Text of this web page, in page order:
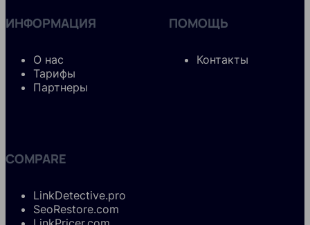
ИНФОРМАЦИЯ
О нас
Тарифы
Партнеры
ПОМОЩЬ
Контакты
COMPARE
LinkDetective.pro
SeoRestore.com